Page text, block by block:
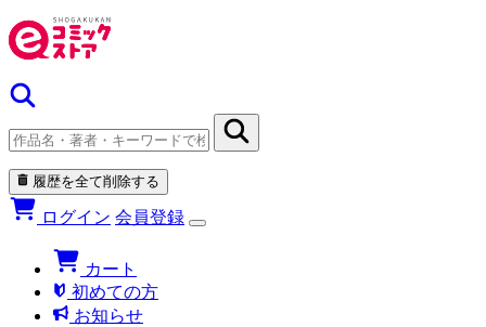
履歴を全て削除する
ログイン 会員登録
カート
初めての方
お知らせ